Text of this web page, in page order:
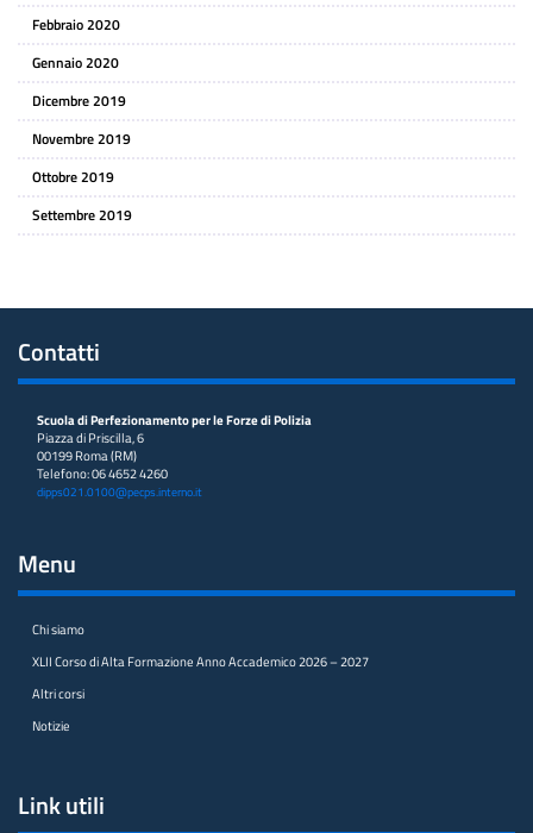
Febbraio 2020
Gennaio 2020
Dicembre 2019
Novembre 2019
Ottobre 2019
Settembre 2019
Contatti
Scuola di Perfezionamento per le Forze di Polizia
Piazza di Priscilla, 6
00199 Roma (RM)
Telefono: 06 4652 4260
dipps021.0100@pecps.interno.it
Menu
Chi siamo
XLII Corso di Alta Formazione Anno Accademico 2026 – 2027
Altri corsi
Notizie
Link utili